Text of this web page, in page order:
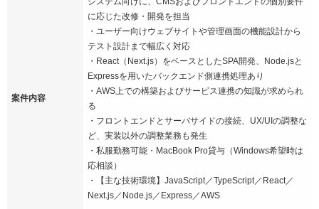
案件内容
に応じた改修・開発を担当
・ユーザー向けウェブサイトや管理画面の機能設計から
テスト設計まで幅広く対応
・React（Next.js）をベースとしたSPA開発、Node.jsと
Expressを用いたバックエンド側連携処理あり
・AWS上での構築およびサービス連携の知識が求められ
る
・フロントエンドとサーバサイドの接続、UX/UIの調整な
ど、実装以外の調整業務も発生
・私服勤務可能・MacBook Pro貸与（Windows希望時は
応相談）
・【主な技術環境】JavaScript／TypeScript／React／
Next.js／Node.js／Express／AWS